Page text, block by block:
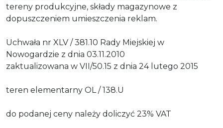
tereny produkcyjne, składy magazynowe z
dopuszczeniem umieszczenia reklam.
Uchwała nr XLV / 381.10 Rady Miejskiej w
Nowogardzie z dnia 03.11.2010
zaktualizowana w VII/50.15 z dnia 24 lutego 2015
teren elementarny OL / 138.U
do podanej ceny należy doliczyć 23% VAT